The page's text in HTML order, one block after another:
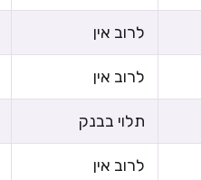
לרוב אין
לרוב אין
תלוי בבנק
לרוב אין